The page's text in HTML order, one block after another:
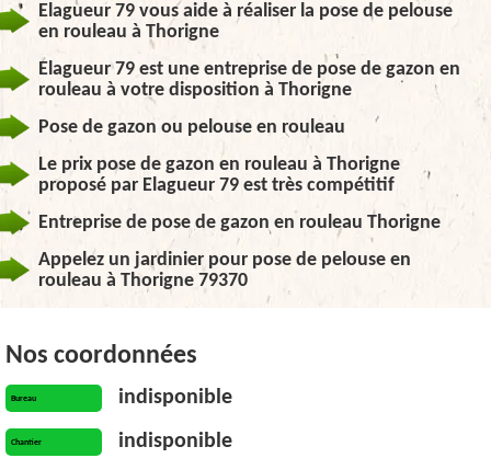
Elagueur 79 vous aide à réaliser la pose de pelouse
en rouleau à Thorigne
Elagueur 79 est une entreprise de pose de gazon en
rouleau à votre disposition à Thorigne
Pose de gazon ou pelouse en rouleau
Le prix pose de gazon en rouleau à Thorigne
proposé par Elagueur 79 est très compétitif
Entreprise de pose de gazon en rouleau Thorigne
Appelez un jardinier pour pose de pelouse en
rouleau à Thorigne 79370
Nos coordonnées
Bureau indisponible
Chantier indisponible